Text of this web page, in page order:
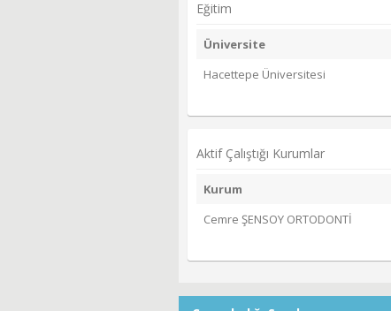
Eğitim
Üniversite
Hacettepe Üniversitesi
Aktif Çalıştığı Kurumlar
Kurum
Cemre ŞENSOY ORTODONTİ